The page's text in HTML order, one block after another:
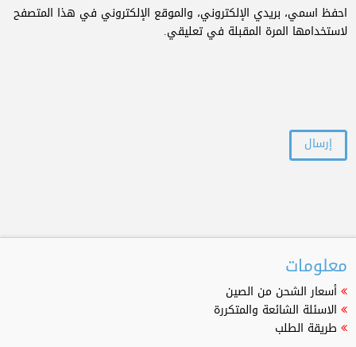
احفظ اسمي، بريدي الإلكتروني، والموقع الإلكتروني في هذا المتصفح
لاستخدامها المرة المقبلة في تعليقي.
معلومات
أسعار الشحن من الصين
الاسئلة الشائعة والمتكررة
طريقة الطلب